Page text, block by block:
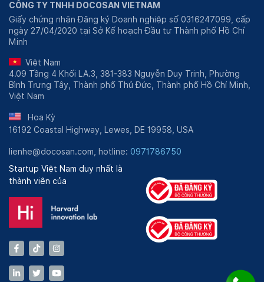
CÔNG TY TNHH DOCOSAN VIETNAM
Giấy chứng nhận Đăng ký Doanh nghiệp số 0316247099, cấp
ngày 27/04/2020 tại Sở Kế hoạch Đầu tư Thành phố Hồ Chí
Minh
Việt Nam
4.09 Tầng 4 Khối LA.3, 381-383 Nguyễn Duy Trinh, Phường
Bình Trưng Tây, Thành phố Thủ Đức, Thành phố Hồ Chí Minh,
Việt Nam
Hoa Kỳ
16192 Coastal Highway, Lewes, DE 19958, USA
lienhe@docosan.com, hotline: 0971786750
Startup Việt Nam duy nhất là
thành viên của